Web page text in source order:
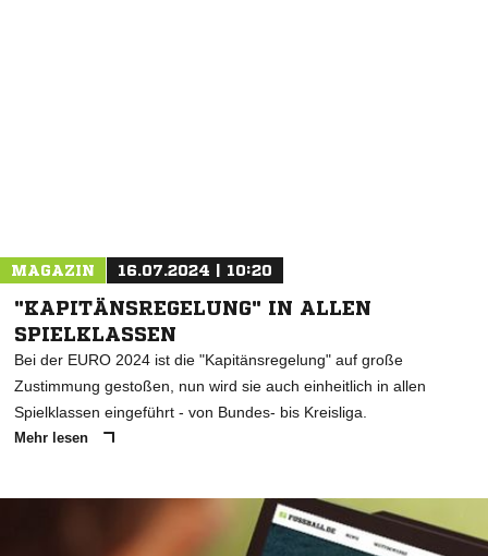
MAGAZIN 16.07.2024 | 10:20
"KAPITÄNSREGELUNG" IN ALLEN
SPIELKLASSEN
Bei der EURO 2024 ist die "Kapitänsregelung" auf große
Zustimmung gestoßen, nun wird sie auch einheitlich in allen
Spielklassen eingeführt - von Bundes- bis Kreisliga.
Mehr lesen